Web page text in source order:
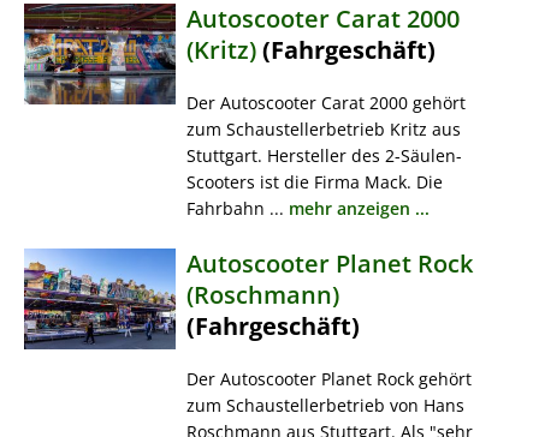
Autoscooter Carat 2000
(Kritz)(Fahrgeschäft)
Der Autoscooter Carat 2000 gehört
zum Schaustellerbetrieb Kritz aus
Stuttgart. Hersteller des 2-Säulen-
Scooters ist die Firma Mack. Die
Fahrbahn ... mehr anzeigen ...
Autoscooter Planet Rock
(Roschmann)
(Fahrgeschäft)
Der Autoscooter Planet Rock gehört
zum Schaustellerbetrieb von Hans
Roschmann aus Stuttgart. Als "sehr